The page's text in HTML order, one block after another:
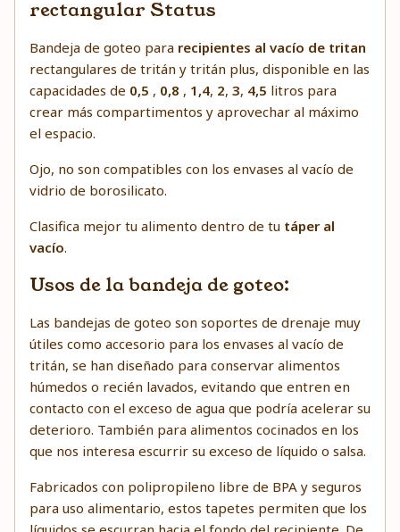
rectangular Status
Bandeja de goteo para recipientes al vacío de tritan
rectangulares de tritán y tritán plus, disponible en las
capacidades de 0,5 , 0,8 , 1,4, 2, 3, 4,5 litros para
crear más compartimentos y aprovechar al máximo
el espacio.
Ojo, no son compatibles con los envases al vacío de
vidrio de borosilicato.
Clasifica mejor tu alimento dentro de tu táper al
vacío.
Usos de la bandeja de goteo:
Las bandejas de goteo son soportes de drenaje muy
útiles como accesorio para los envases al vacío de
tritán, se han diseñado para conservar alimentos
húmedos o recién lavados, evitando que entren en
contacto con el exceso de agua que podría acelerar su
deterioro. También para alimentos cocinados en los
que nos interesa escurrir su exceso de líquido o salsa.
Fabricados con polipropileno libre de BPA y seguros
para uso alimentario, estos tapetes permiten que los